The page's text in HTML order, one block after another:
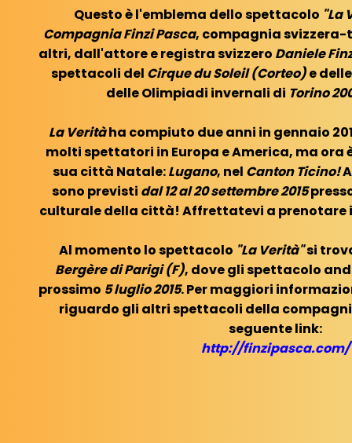
Questo è l'emblema dello spettacolo "La
Compagnia Finzi Pasca, compagnia
altri, dall'attore e registra svizzero Daniele
spettacoli del Cirque du Soleil (Corteo)e
delle Olimpiadi invernali di Torino
La Veritàha compiuto due anni in gennaio
molti spettatori in Europa e America, ma ora
sua città Natale:Lugano, nel Canton Ticino!
sono previsti dal 12 al 20 settembre 2015
culturale della città! Affrettatevi a
Al momento lo spettacolo "La Verità"si
Bergère di Parigi (F), dove gli spettacolo
prossimo 5 luglio 2015. Per maggiori
riguardo gli altri spettacoli della
seguente link:
http://finzipasca.com/